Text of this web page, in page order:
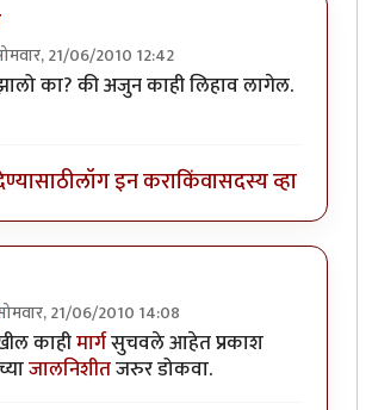
21/06/2010 12:42
कारजेन, टचीbyशानबा५१२
का? की अजुन काही लिहाव लागेल.
लॉग इन कराकिंवासदस्य व्हा
21/06/2010 14:08
काहीमार्गसुचवले आहेत प्रकाश
जालनिशीतजरुर डोकवा.